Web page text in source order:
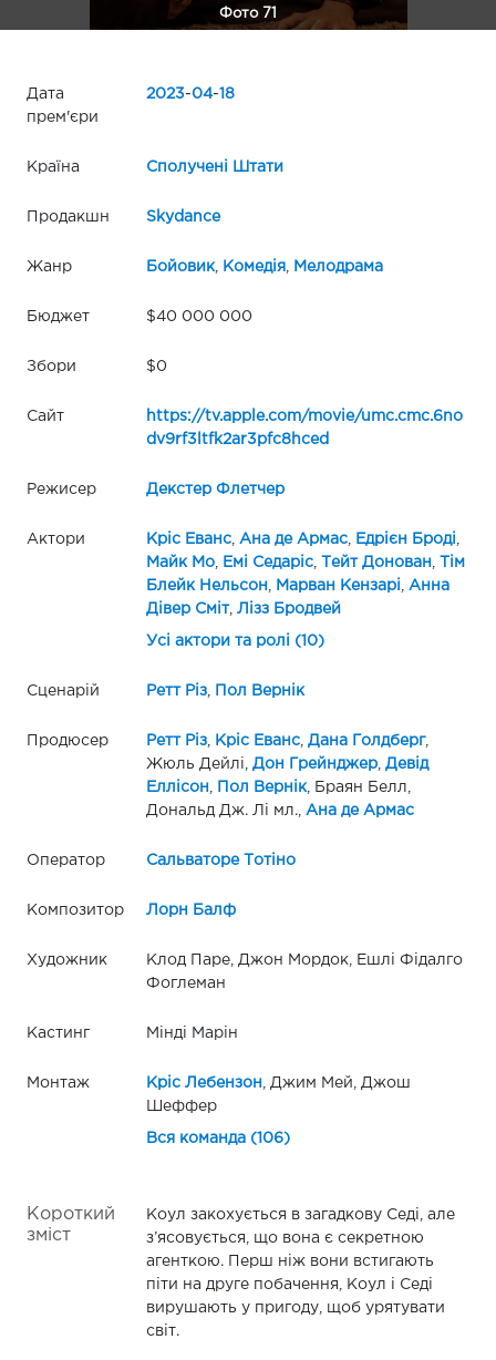
Фото 71
Дата
прем'єри
2023-04-18
Країна Сполучені Штати
Продакшн Skydance
Жанр Бойовик, Комедія, Мелодрама
Бюджет $40 000 000
Збори $0
Сайт
https://tv.apple.com/movie/umc.cmc.6no
dv9rf3ltfk2ar3pfc8hced
Режисер Декстер Флетчер
Актори Кріс Еванс, Ана де Армас, Едрієн Броді
Майк Мо, Емі Седаріс, Тейт Донован
Тім
Блейк Нельсон
Марван Кензарі
Анна
Дівер Сміт, Лізз Бродвей
Усі актори та ролі (10)
Сценарій Ретт Різ, Пол Вернік
Продюсер Ретт Різ, Кріс Еванс, Дана Голдберг,
Жюль Дейлі, Дон Грейнджер, Девід
Еллісон
Пол Вернік, Браян Белл,
Дональд Дж. Лі мл.,
Ана де Армас
Оператор Сальваторе Тотіно
Композитор Лорн Балф
Художник
Клод Паре, Джон Мордок, Ешлі Фідалго
Фоглеман
Кастинг Мінді Марін
Монтаж Кріс Лебензон , Джим Мей, Джош
Шеффер
Вся команда (106)
Короткий
зміст
Коул закохується в загадкову Седі, але
з’ясовується, що вона є секретною
агенткою. Перш ніж вони встигають
піти на друге побачення, Коул і Седі
вирушають у пригоду, щоб урятувати
світ.